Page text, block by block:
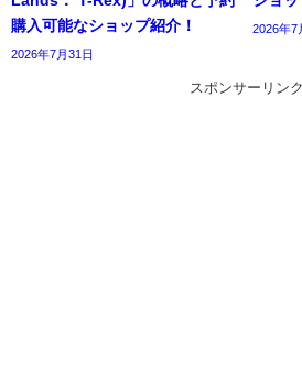
購入可能なショップ紹介！
2026年7月31日
2026年7
スポンサーリンク